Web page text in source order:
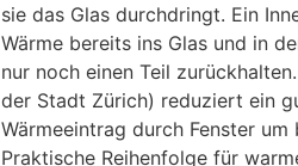
sie das Glas durchdringt. Ein
Wärme bereits ins Glas und in
nur noch einen Teil
der Stadt Zürich) reduziert ein
Wärmeeintrag durch Fenster
Praktische Reihenfolge für